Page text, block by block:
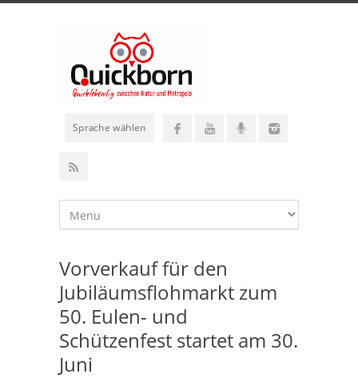
Sprache wählen
Vorverkauf für den
Jubiläumsflohmarkt zum
50. Eulen- und
Schützenfest startet am 30.
Juni